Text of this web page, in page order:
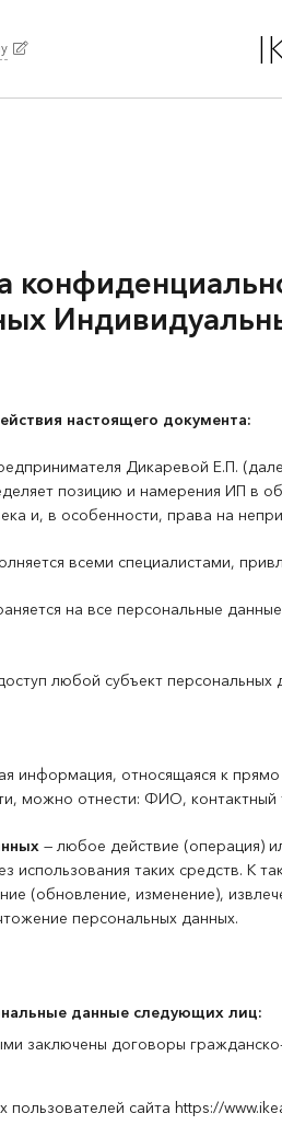
настоящего документа:
Дикаревой Е.П.
позицию и намерения ИП в
и, в особенности, права на
всеми специалистами,
на все персональные
любой субъект персональных
информация, относящаяся к
можно отнести: ФИО,
— любое действие (операция)
использования таких средств. К
(обновление, изменение),
персональных данных.
данные следующих лиц:
заключены договоры
пользователей сайта https://